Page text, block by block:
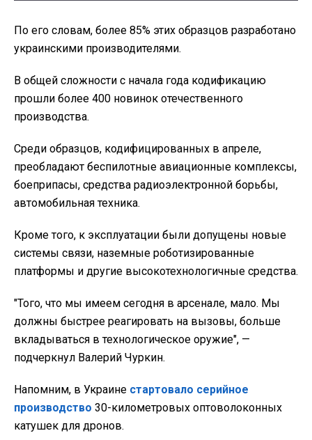
По его словам, более 85% этих образцов разработано
украинскими производителями.
В общей сложности с начала года кодификацию
прошли более 400 новинок отечественного
производства.
Среди образцов, кодифицированных в апреле,
преобладают беспилотные авиационные комплексы,
боеприпасы, средства радиоэлектронной борьбы,
автомобильная техника.
Кроме того, к эксплуатации были допущены новые
системы связи, наземные роботизированные
платформы и другие высокотехнологичные средства.
"Того, что мы имеем сегодня в арсенале, мало. Мы
должны быстрее реагировать на вызовы, больше
вкладываться в технологическое оружие", —
подчеркнул Валерий Чуркин.
Напомним, в Украине стартовало серийное
производство 30-километровых оптоволоконных
катушек для дронов.